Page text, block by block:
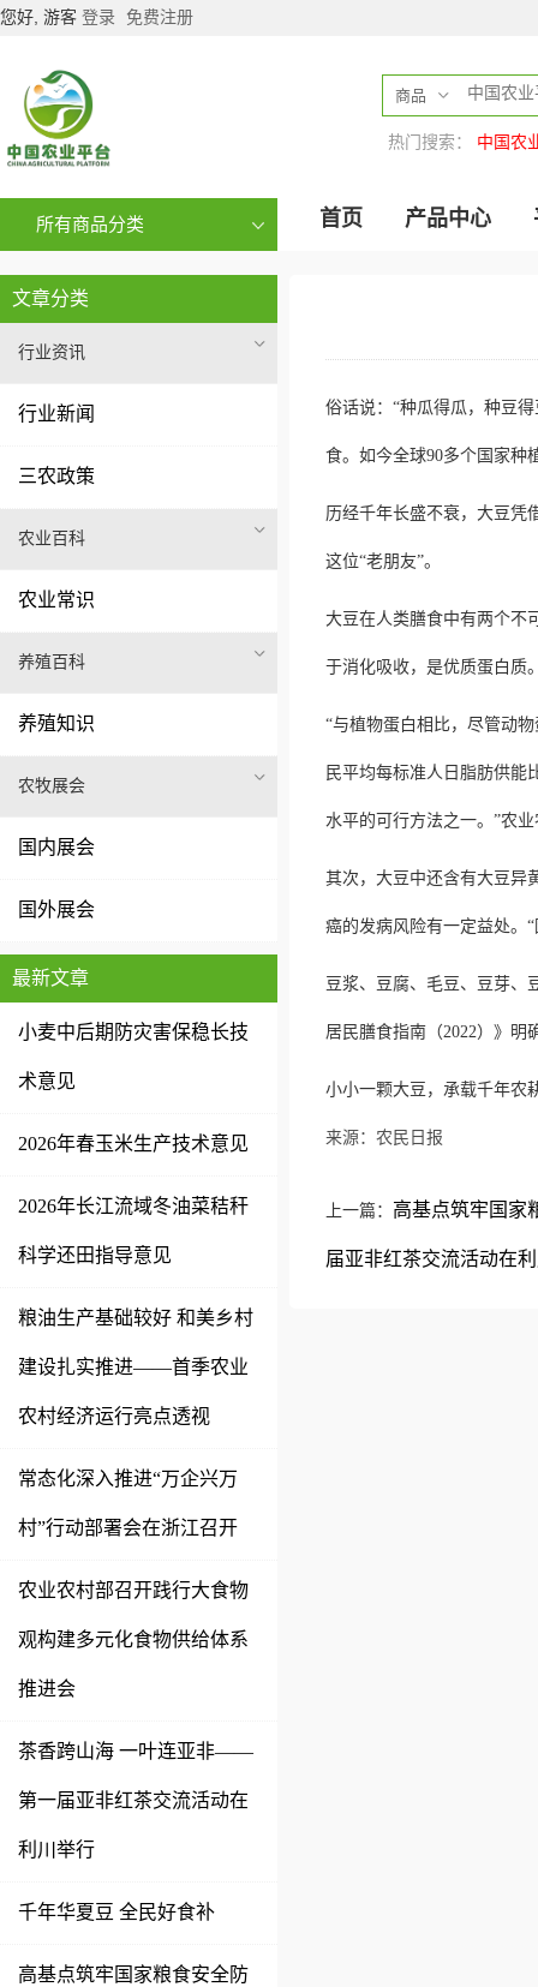
您好, 游客 登录 免费注册
商品
热门搜索： 中国农
所有商品分类 首页 产品中心
文章分类
行业资讯
行业新闻
三农政策
农业百科
农业常识
养殖百科
养殖知识
农牧展会
国内展会
国外展会
最新文章
小麦中后期防灾害保稳长技
术意见
2026年春玉米生产技术意见
2026年长江流域冬油菜秸秆
科学还田指导意见
粮油生产基础较好 和美乡村
建设扎实推进——首季农业
农村经济运行亮点透视
常态化深入推进“万企兴万
村”行动部署会在浙江召开
农业农村部召开践行大食物
观构建多元化食物供给体系
推进会
茶香跨山海 一叶连亚非——
第一届亚非红茶交流活动在
利川举行
千年华夏豆 全民好食补
高基点筑牢国家粮食安全防
俗话说：“种瓜得瓜，种豆
食。如今全球90多个国家种
历经千年长盛不衰，大豆凭
这位“老朋友”。
大豆在人类膳食中有两个不
于消化吸收，是优质蛋白质
“与植物蛋白相比，尽管动
民平均每标准人日脂肪供能
水平的可行方法之一。”农
其次，大豆中还含有大豆异
癌的发病风险有一定益处。
豆浆、豆腐、毛豆、豆芽
居民膳食指南（2022）》明
小小一颗大豆，承载千年农
来源：农民日报
上一篇： 高基点筑牢国
届亚非红茶交流活动在